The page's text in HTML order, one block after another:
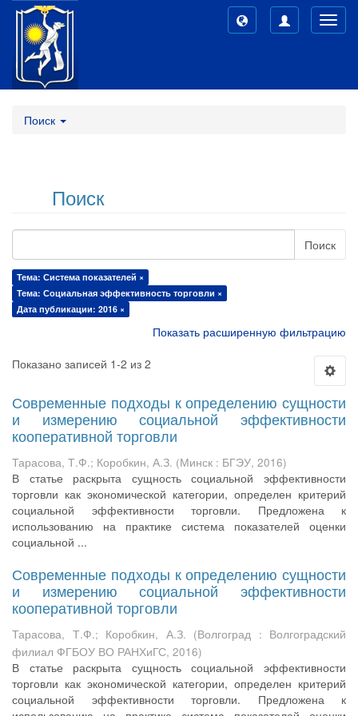
Поиск
Поиск
Поиск
Тема: Система показателей ×
Тема: Социальная эффективность торговли ×
Дата публикации: 2016 ×
Показать расширенную фильтрацию
Показано записей 1-2 из 2
Современные подходы к определению сущности
и измерению социальной эффективности
кооперативной торговли
Тарасова, Т.Ф.; Коробкин, А.З. (Минск : БГЭУ, 2016)
В статье раскрыта сущность социальной эффективности
торговли как экономической категории, определен критерий
социальной эффективности торговли. Предложена к
использованию на практике система показателей оценки
социальной ...
Современные подходы к определению сущности
и измерению социальной эффективности
кооперативной торговли
Тарасова, Т.Ф.; Коробкин, А.З. (Волгоград : Волгоградский
филиал ФГБОУ ВО РАНХиГС, 2016)
В статье раскрыта сущность социальной эффективности
торговли как экономической категории, определен критерий
социальной эффективности торговли. Предложена к